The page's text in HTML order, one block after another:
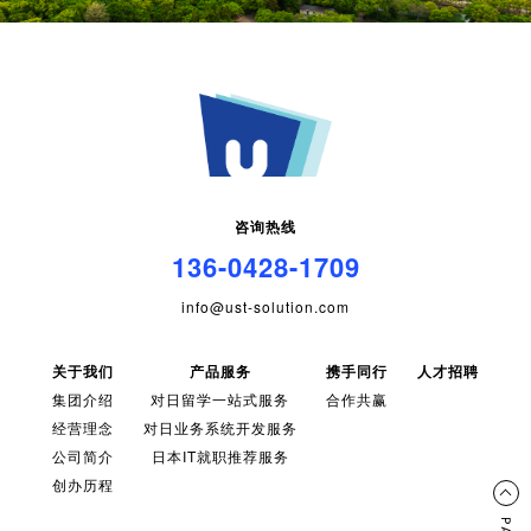
咨询热线
136-0428-1709
info@ust-solution.com
关于我们
集团介绍
经营理念
公司简介
创办历程
产品服务
对日留学一站式服务
对日业务系统开发服务
日本IT就职推荐服务
携手同行
合作共赢
人才招聘